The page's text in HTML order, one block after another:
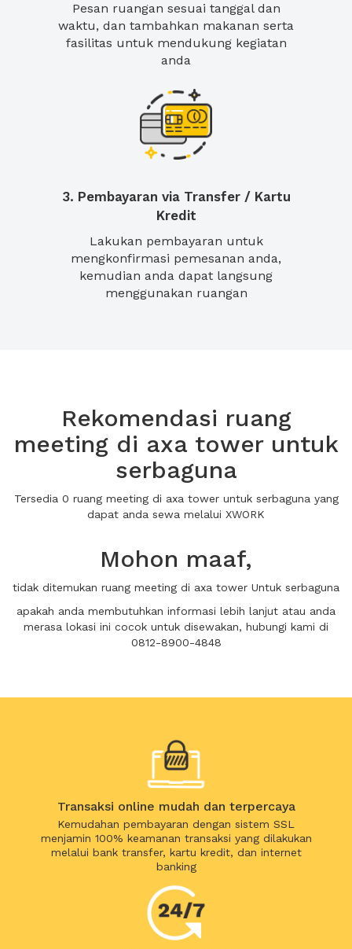
Pesan ruangan sesuai tanggal dan
waktu, dan tambahkan makanan serta
fasilitas untuk mendukung kegiatan
anda
3. Pembayaran via Transfer / Kartu
Kredit
Lakukan pembayaran untuk
mengkonfirmasi pemesanan anda,
kemudian anda dapat langsung
menggunakan ruangan
Rekomendasi ruang
meeting di axa tower untuk
serbaguna
Tersedia 0 ruang meeting di axa tower untuk serbaguna yang
dapat anda sewa melalui XWORK
Mohon maaf,
tidak ditemukan ruang meeting di axa tower Untuk serbaguna
apakah anda membutuhkan informasi lebih lanjut atau anda
merasa lokasi ini cocok untuk disewakan, hubungi kami di
0812-8900-4848
Transaksi online mudah dan terpercaya
Kemudahan pembayaran dengan sistem SSL
menjamin 100% keamanan transaksi yang dilakukan
melalui bank transfer, kartu kredit, dan internet
banking